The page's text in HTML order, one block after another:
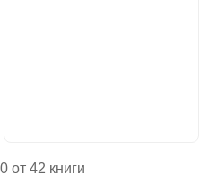
от 42 книги